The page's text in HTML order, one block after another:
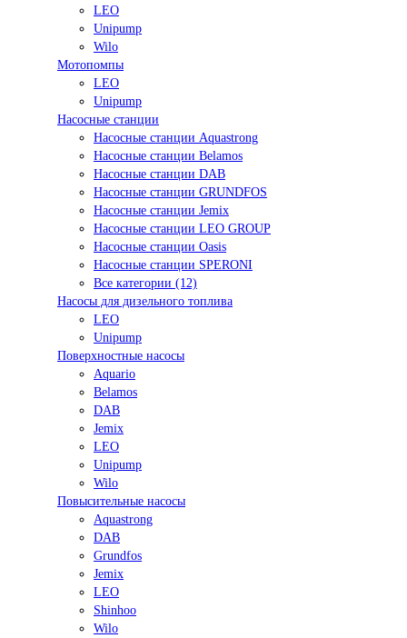
LEO
Unipump
Wilo
Мотопомпы
LEO
Unipump
Насосные станции
Насосные станции Aquastrong
Насосные станции Belamos
Насосные станции DAB
Насосные станции GRUNDFOS
Насосные станции Jemix
Насосные станции LEO GROUP
Насосные станции Oasis
Насосные станции SPERONI
Все категории (12)
Насосы для дизельного топлива
LEO
Unipump
Поверхностные насосы
Aquario
Belamos
DAB
Jemix
LEO
Unipump
Wilo
Повысительные насосы
Aquastrong
DAB
Grundfos
Jemix
LEO
Shinhoo
Wilo